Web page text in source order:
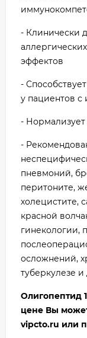
- Клинически
эффектов
-
у пациентов
- Нормализует
-
пневмоний,
перитоните,
холецистите,
красной
гинекологии,
осложнений,
туберкулезе и
Олигопептид
цене Вы
vipcto.ru или